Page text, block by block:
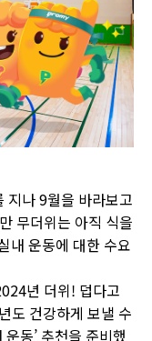
지나9월을 바라보고
무더위는 아직 식을
내 운동에 대한 수요
년 더위! 덥다고
년도 건강하게 보낼 수
운동’ 추천을 준비했